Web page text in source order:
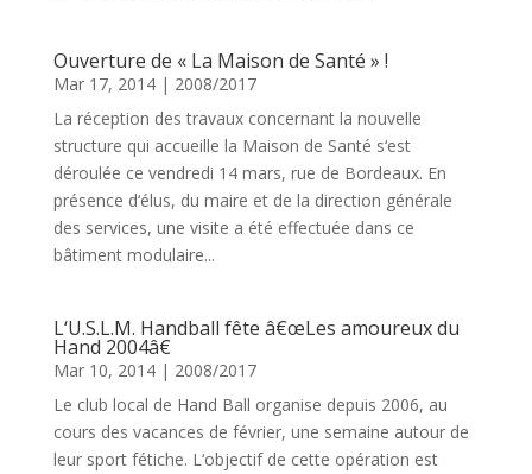
Ouverture de « La Maison de Santé » !
Mar 17, 2014| 2008/2017
La réception des travaux concernant la nouvelle
structure qui accueille la Maison de Santé s‘est
déroulée ce vendredi 14 mars, rue de Bordeaux. En
présence d‘élus, du maire et de la direction générale
des services, une visite a été effectuée dans ce
bâtiment modulaire...
L‘U.S.L.M. Handball fête â€œLes amoureux du
Hand 2004â€
Mar 10, 2014| 2008/2017
Le club local de Hand Ball organise depuis 2006, au
cours des vacances de février, une semaine autour de
leur sport fétiche. L‘objectif de cette opération est